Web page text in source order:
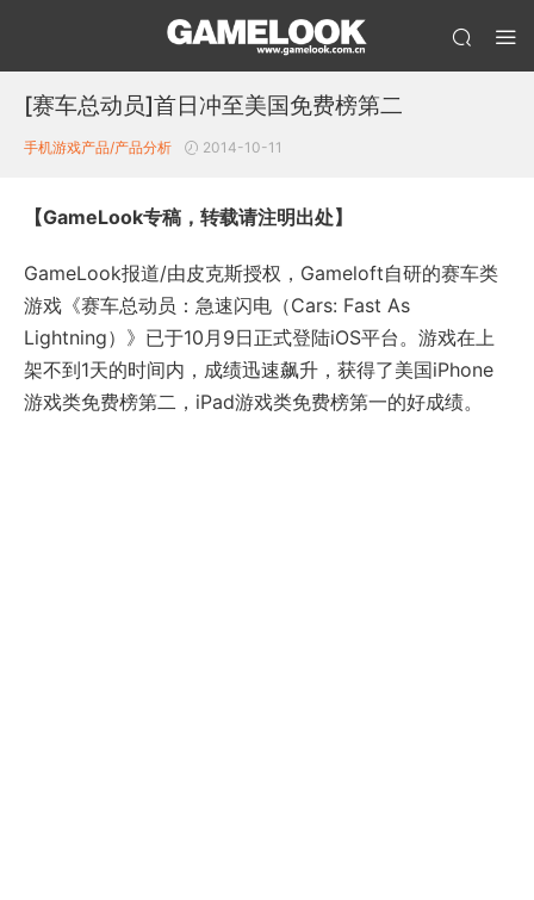
[赛车总动员]首日冲至美国免费榜第二
手机游戏产品/产品分析 2014-10-11
【GameLook专稿，转载请注明出处】
GameLook报道/由皮克斯授权，Gameloft自研的赛车类
游戏《赛车总动员：急速闪电（Cars: Fast As
Lightning）》已于10月9日正式登陆iOS平台。游戏在上
架不到1天的时间内，成绩迅速飙升，获得了美国iPhone
游戏类免费榜第二，iPad游戏类免费榜第一的好成绩。